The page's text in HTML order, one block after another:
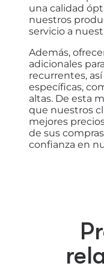
una calidad
nuestros
servicio a
Además,
adicionales
recurrentes,
específicas,
altas. De esta
que nuestros
mejores
de sus
confianza en